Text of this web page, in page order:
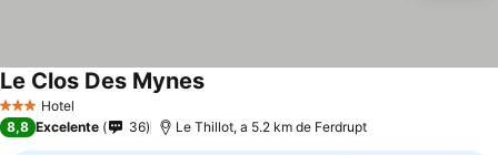
3 EstrelasHotel
Le Clos Des Mynes
8,8 Excelente 36 Le Thillot, a 5.2 km de Ferdrupt